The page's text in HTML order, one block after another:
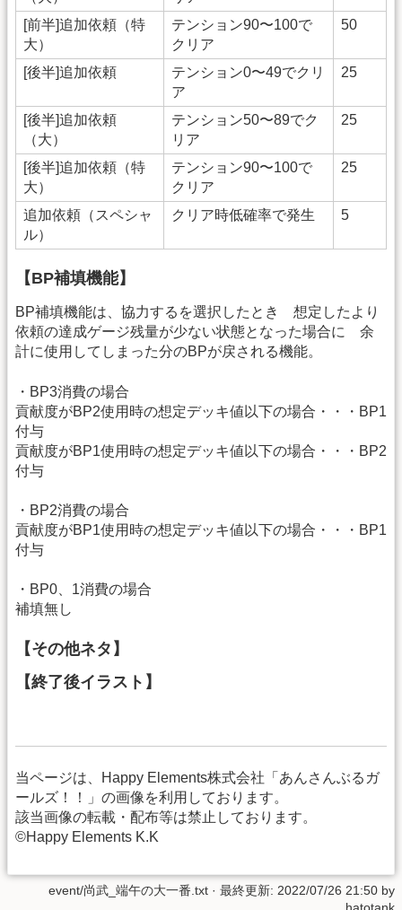
[前半]追加依頼（特
大）
テンション90〜100で
クリア
50
[後半]追加依頼
テンション0〜49でクリ
ア
25
[後半]追加依頼
（大）
テンション50〜89でク
リア
25
[後半]追加依頼（特
大）
テンション90〜100で
クリア
25
追加依頼（スペシャ
ル）
クリア時低確率で発生 5
【BP補填機能】
BP補填機能は、協力するを選択したとき 想定したより
依頼の達成ゲージ残量が少ない状態となった場合に 余
計に使用してしまった分のBPが戻される機能。
・BP3消費の場合
貢献度がBP2使用時の想定デッキ値以下の場合・・・BP1
付与
貢献度がBP1使用時の想定デッキ値以下の場合・・・BP2
付与
・BP2消費の場合
貢献度がBP1使用時の想定デッキ値以下の場合・・・BP1
付与
・BP0、1消費の場合
補填無し
【その他ネタ】
【終了後イラスト】
当ページは、Happy Elements株式会社「あんさんぶるガ
ールズ！！」の画像を利用しております。
該当画像の転載・配布等は禁止しております。
©Happy Elements K.K
event/尚武_端午の大一番.txt · 最終更新: 2022/07/26 21:50 by